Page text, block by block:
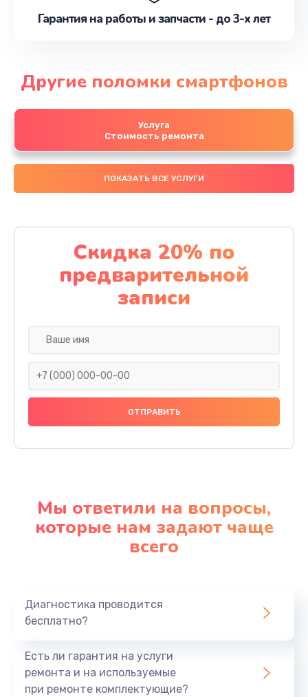
Гарантия на работы и запчасти - до 3-х лет
Другие поломки смартфонов
Услуга
Стоимость ремонта
ПОКАЗАТЬ ВСЕ УСЛУГИ
Скидка 20% по
предварительной
записи
Мы ответили на вопросы,
которые нам задают чаще
всего
Диагностика проводится
бесплатно?
Есть ли гарантия на услуги
ремонта и на используемые
при ремонте комплектующие?